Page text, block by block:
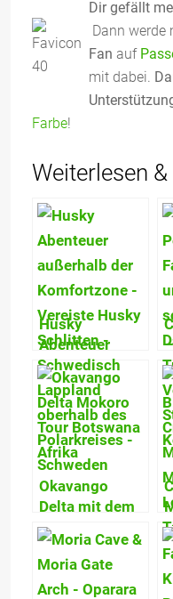
Dir gefällt
Dann werde
Fan auf
mit dabei.
Farbe!
Weiterlesen
Husky
Abenteuer
Lappland – Teil
2:
Hundeschlitten-
Tour mit
Okavango
Delta mit dem
Mokoro – Das
tierreichste
Feuchtgebiet
Afrikas